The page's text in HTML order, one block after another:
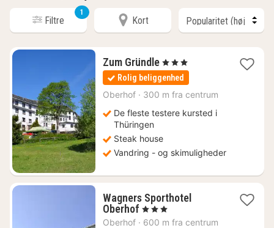
Filtre
1
Kort
Zum Gründle1
nat
fra
633
, 3 Stjerner
Rolig beliggenhed
Oberhof · 300 m fra centrum
De fleste testere kursted i
Thüringen
Steak house
Vandring - og skimuligheder
Wagners Sporthotel
Oberhof 1
nat
, 3 Stjerner
Oberhof · 600 m fra centrum